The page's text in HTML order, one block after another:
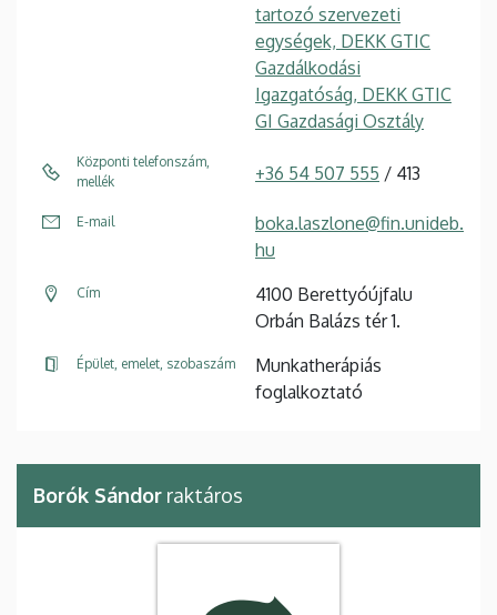
tartozó szervezeti
egységek, DEKK GTIC
Gazdálkodási
Igazgatóság, DEKK GTIC
GI Gazdasági Osztály
Központi telefonszám,
mellék
+36 54 507 555 / 413
E-mail
boka.laszlone@fin.unideb.
hu
Cím
4100 Berettyóújfalu
Orbán Balázs tér 1.
Épület, emelet, szobaszám
Munkatherápiás
foglalkoztató
Borók Sándor raktáros